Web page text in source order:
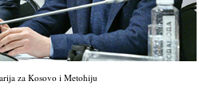
za Kosovo i Metohiju